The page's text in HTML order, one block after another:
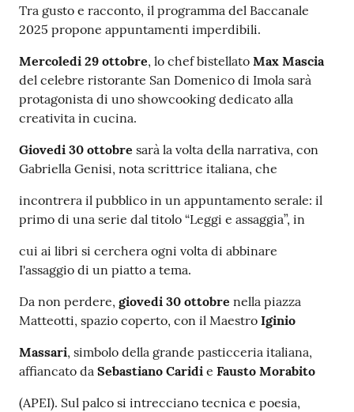
Tra gusto e racconto, il programma del Baccanale
2025 propone appuntamenti imperdibili.
Mercoledi 29 ottobre, lo chef bistellato Max Mascia
del celebre ristorante San Domenico di Imola sarà
protagonista di uno showcooking dedicato alla
creativita in cucina.
Giovedi 30 ottobre sarà la volta della narrativa, con
Gabriella Genisi, nota scrittrice italiana, che
incontrera il pubblico in un appuntamento serale: il
primo di una serie dal titolo “Leggi e assaggia”, in
cui ai libri si cerchera ogni volta di abbinare
I'assaggio di un piatto a tema.
Da non perdere, giovedi 30 ottobre nella piazza
Matteotti, spazio coperto, con il Maestro Iginio
Massari, simbolo della grande pasticceria italiana,
affiancato da Sebastiano Caridi e Fausto Morabito
(APEI). Sul palco si intrecciano tecnica e poesia,